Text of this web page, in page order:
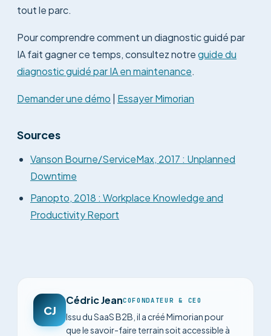
tout le parc.
Pour comprendre comment un diagnostic guidé par
IA fait gagner ce temps, consultez notreguide du
diagnostic guidé par IA en maintenance.
Demander une démo Essayer Mimorian
Sources
Vanson Bourne/ServiceMax, 2017 : Unplanned
Downtime
Panopto, 2018 : Workplace Knowledge and
Productivity Report
CJ
Cédric JeanCOFONDATEUR & CEO
Issu du SaaS B2B, il a créé Mimorian pour
que le savoir-faire terrain soit accessible à